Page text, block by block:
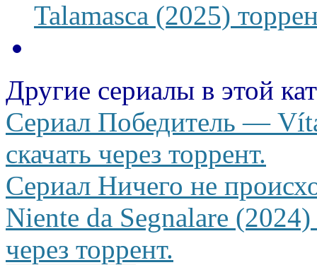
Talamasca (2025)
Другие сериалы в этой
Сериал Победитель —
скачать через торрент.
Сериал Ничего не
Niente da Segnalare
через торрент.